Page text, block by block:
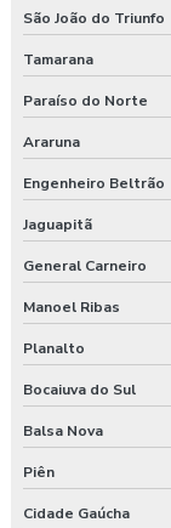
São João do Triunfo
Tamarana
Paraíso do Norte
Araruna
Engenheiro Beltrão
Jaguapitã
General Carneiro
Manoel Ribas
Planalto
Bocaiuva do Sul
Balsa Nova
Piên
Cidade Gaúcha